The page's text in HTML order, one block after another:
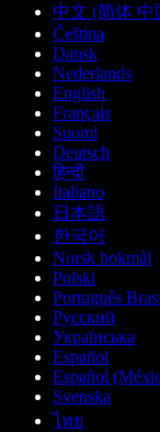
中文 (简体 中
Čeština
Dansk
Nederlands
English
Français
Suomi
Deutsch
हिन्दी
Italiano
日本語
한국어
Norsk bokmål
Polski
Português
Русский
Українська
Español
Español
Svenska
ไทย